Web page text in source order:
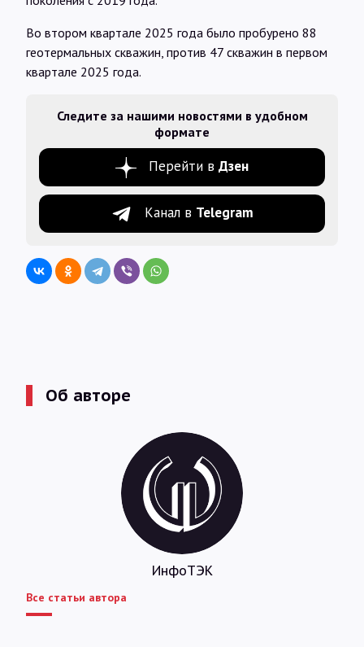
Во втором квартале 2025 года было пробурено 88
геотермальных скважин, против 47 скважин в первом
квартале 2025 года.
Следите за нашими новостями в удобном
формате
Перейти в Дзен
Канал в Telegram
Об авторе
ИнфоТЭК
Все статьи автора